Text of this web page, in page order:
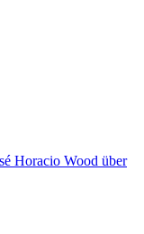
Horacio Wood über